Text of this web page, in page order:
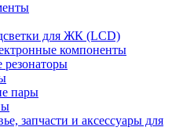
для ЖК (LCD)
компоненты
резонаторы
пары
запчасти и аксессуары для